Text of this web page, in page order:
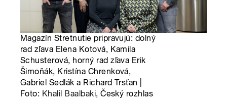
Magazín Stretnutie pripravujú: dolný
rad zľava Elena Kotová, Kamila
Schusterová, horný rad zľava Erik
Šimoňák, Kristína Chrenková,
Gabriel Sedlák a Richard Trsťan |
Foto: Khalil Baalbaki, Český rozhlas